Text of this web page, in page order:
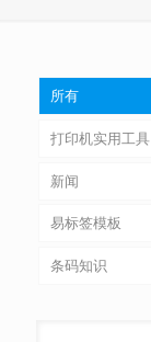
所有
打印机实用工具
新闻
易标签模板
条码知识